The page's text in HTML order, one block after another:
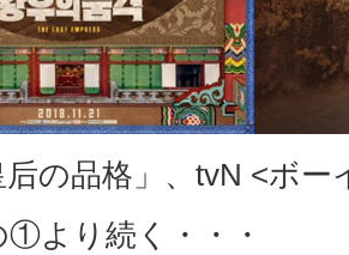
后の品格」、tvN <ボー
①より続く・・・